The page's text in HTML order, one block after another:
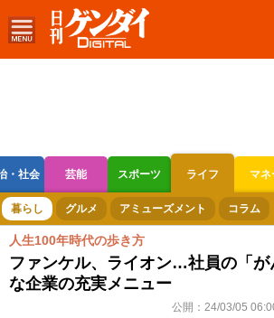
・社会 芸能 スポーツ ライフ マネ
ボートレース 競輪 オートレース
暮らし グルメ アミューズメント コラム
人生100年時代の歩き方
ファンケル、ライオン…社員の「が
な企業の充実メニュー
公開： 24/03/05